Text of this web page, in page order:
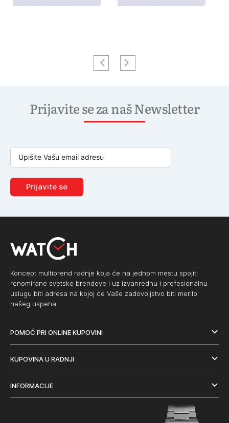
Prijavite se za naš Newsletter
Prijavite se
Koncept multibrend radnje koja će na jednom mestu spojiti
renomirane svetske brendove i uz izvanrednu i profesionalnu
uslugu biti adresa na kojoj će Vaše zadovoljstvo biti merilo
našeg uspeha.
POMOĆ PRI ONLINE KUPOVINI
KUPOVINA U RADNJI
INFORMACIJE